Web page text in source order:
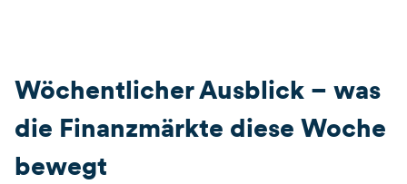
Wöchentlicher Ausblick – was
die Finanzmärkte diese Woche
bewegt